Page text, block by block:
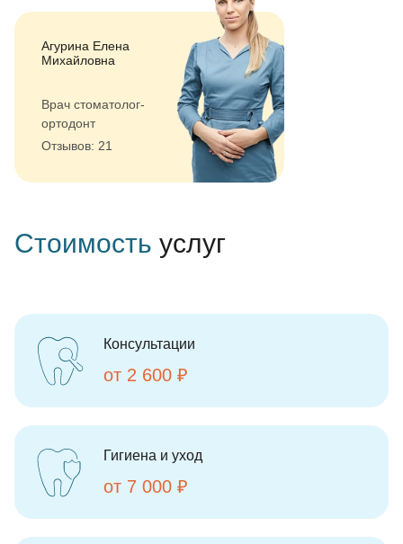
Агурина Елена
Михайловна
Врач стоматолог-
ортодонт
Отзывов: 21
Стоимость услуг
Консультации
от 2 600 ₽
Гигиена и уход
от 7 000 ₽